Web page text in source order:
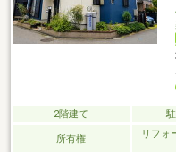
2階建て
所有権
リフォ